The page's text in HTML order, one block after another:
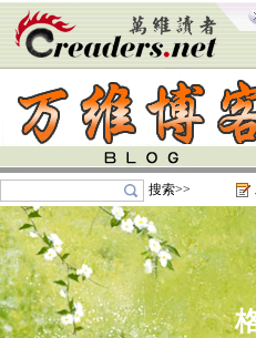
搜索>>